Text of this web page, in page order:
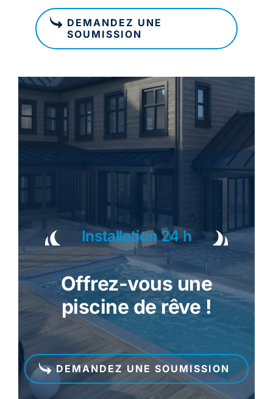
DEMANDEZ UNE
SOUMISSION
Installation 24 h
Offrez-vous une
piscine de rêve !
DEMANDEZ UNE SOUMISSION